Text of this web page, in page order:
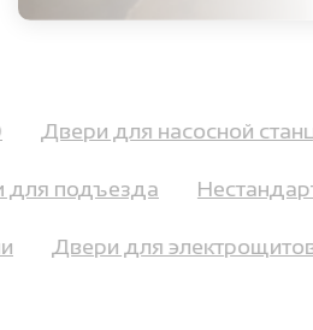
Двери для насосной
подъезда
Двери для